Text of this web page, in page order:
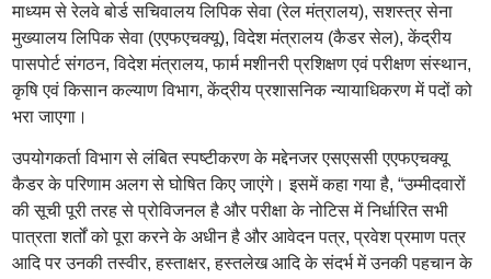
माध्यम से रेलवे बोर्ड सचिवालय लिपिक सेवा (रेल मंत्रालय), सशस्त्र सेना
मुख्यालय लिपिक सेवा (एएफएचक्यू), विदेश मंत्रालय (कैडर सेल), केंद्रीय
पासपोर्ट संगठन, विदेश मंत्रालय, फार्म मशीनरी प्रशिक्षण एवं परीक्षण संस्थान,
कृषि एवं किसान कल्याण विभाग, केंद्रीय प्रशासनिक न्यायाधिकरण में पदों को
भरा जाएगा।
उपयोगकर्ता विभाग से लंबित स्पष्टीकरण के मद्देनजर एसएससी एएफएचक्यू
कैडर के परिणाम अलग से घोषित किए जाएंगे। इसमें कहा गया है, “उम्मीदवारों
की सूची पूरी तरह से प्रोविजनल है और परीक्षा के नोटिस में निर्धारित सभी
पात्रता शर्तों को पूरा करने के अधीन है और आवेदन पत्र, प्रवेश प्रमाण पत्र
आदि पर उनकी तस्वीर, हस्ताक्षर, हस्तलेख आदि के संदर्भ में उनकी पहचान के